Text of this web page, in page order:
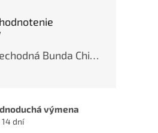
EnFant Prechodná Bunda China Blue
je 5 z 5 hviezdičiek.
výmena
14 dní